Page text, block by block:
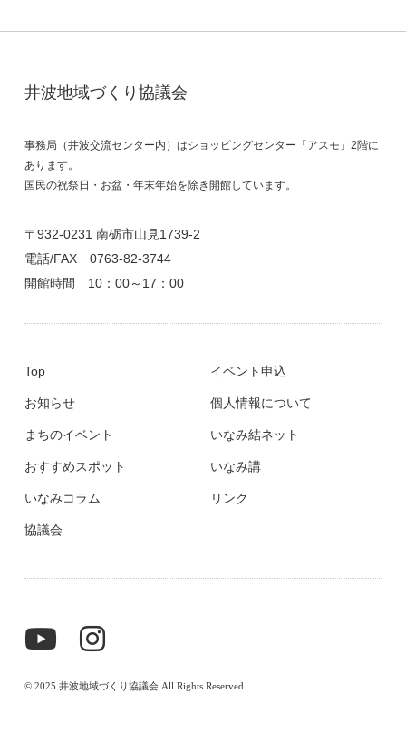
井波地域づくり協議会
事務局（井波交流センター内）はショッピングセンター「アスモ」2階に
あります。
国民の祝祭日・お盆・年末年始を除き開館しています。
〒932-0231 南砺市山見1739-2
電話/FAX 0763-82-3744
開館時間 10：00～17：00
Top
お知らせ
まちのイベント
おすすめスポット
いなみコラム
協議会
イベント申込
個人情報について
いなみ結ネット
いなみ講
リンク
© 2025 井波地域づくり協議会 All Rights Reserved.